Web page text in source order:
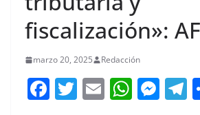
fiscalización»:
marzo 20, 2025 Redacción
F T E W M T